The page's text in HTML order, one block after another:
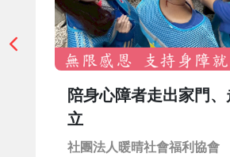
陪身心障者走出家門、
立
社團法人暖晴社會福利協會